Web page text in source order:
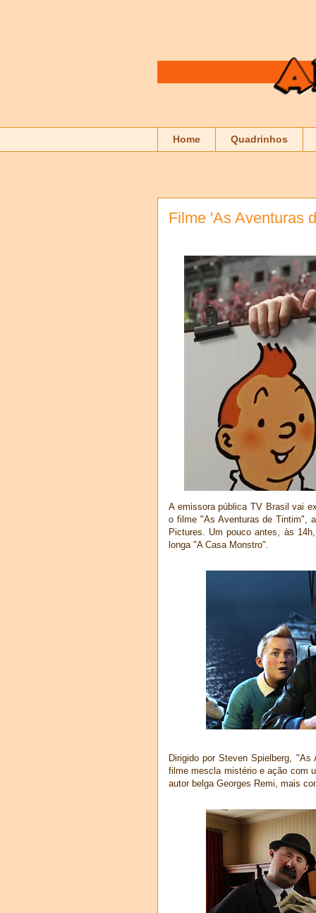
Home Quadrinhos
Filme 'As Aventuras
A emissora pública TV Brasil vai
o filme "As Aventuras de Tintim",
Pictures. Um pouco antes, às
longa "A Casa Monstro".
Dirigido por Steven Spielberg,
filme mescla mistério e ação com
autor belga Georges Remi, mais